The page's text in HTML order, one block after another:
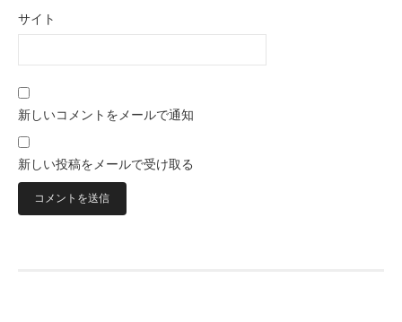
サイト
新しいコメントをメールで通知
新しい投稿をメールで受け取る